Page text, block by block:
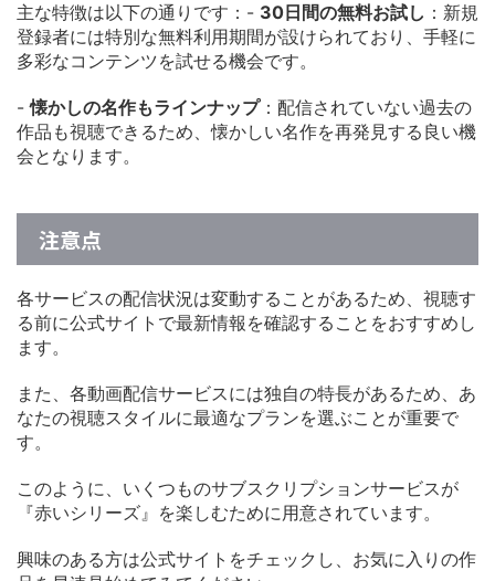
主な特徴は以下の通りです：- 30日間の無料お試し ：新規
登録者には特別な無料利用期間が設けられており、手軽に
多彩なコンテンツを試せる機会です。
-懐かしの名作もラインナップ：配信されていない過去の
作品も視聴できるため、懐かしい名作を再発見する良い機
会となります。
注意点
各サービスの配信状況は変動することがあるため、視聴す
る前に公式サイトで最新情報を確認することをおすすめし
ます。
また、各動画配信サービスには独自の特長があるため、あ
なたの視聴スタイルに最適なプランを選ぶことが重要で
す。
このように、いくつものサブスクリプションサービスが
『赤いシリーズ』を楽しむために用意されています。
興味のある方は公式サイトをチェックし、お気に入りの作